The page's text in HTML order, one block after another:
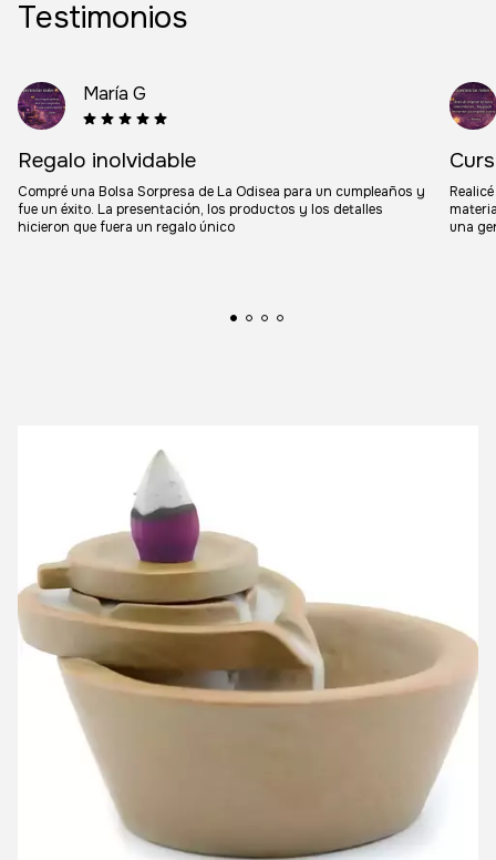
Testimonios
María G
Regalo inolvidable
Compré una Bolsa Sorpresa de La Odisea para un cumpleaños y
fue un éxito. La presentación, los productos y los detalles
hicieron que fuera un regalo único
una